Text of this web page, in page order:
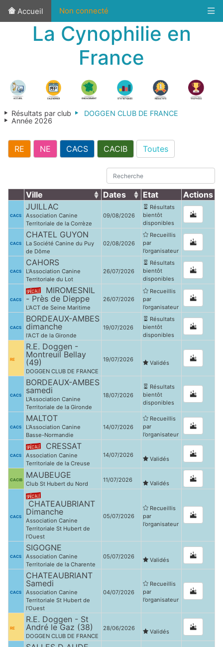
Accueil Non connecté
La Cynophilie en
France
Résultats par club
DOGGEN CLUB DE FRANCE
Année 2026
RE NE CACS CACIB Toutes
Ville Dates Etat Actions
CACS
JUILLAC
Association Canine
Territoriale de la Corrèze
09/08/2026
Résultats
bientôt
disponibles
CACS
CHATEL GUYON
La Société Canine du Puy
de Dôme
02/08/2026
Recueillis
par
l’organisateur
CACS
CAHORS
L'Association Canine
Territoriale du Lot
26/07/2026
Résultats
bientôt
disponibles
CACS
MIROMESNIL
- Près de Dieppe
L'ACT de Seine Maritime
26/07/2026
Recueillis
par
l’organisateur
CACS
BORDEAUX-AMBES
dimanche
l'ACT de la Gironde
19/07/2026
Résultats
bientôt
disponibles
RE
R.E. Doggen -
Montreuil Bellay
(49)
DOGGEN CLUB DE FRANCE
19/07/2026 Validés
CACS
BORDEAUX-AMBES
samedi
L'Association Canine
Territoriale de la Gironde
18/07/2026
Résultats
bientôt
disponibles
CACS
MALTOT
L'Association Canine
Basse-Normandie
14/07/2026
Recueillis
par
l’organisateur
CACS
CRESSAT
Association Canine
Territoriale de la Creuse
14/07/2026
Validés
CACIB MAUBEUGE
Club St Hubert du Nord
11/07/2026 Validés
CACS
CHATEAUBRIANT
Dimanche
Association Canine
Territoriale St Hubert de
l'Ouest
05/07/2026
Recueillis
par
l’organisateur
CACS
SIGOGNE
Association Canine
Territoriale de la Charente
05/07/2026 Validés
CACS
CHATEAUBRIANT
Samedi
Association Canine
Territoriale St Hubert de
l'Ouest
04/07/2026
Recueillis
par
l’organisateur
RE
R.E. Doggen - St
André le Gaz (38)
DOGGEN CLUB DE FRANCE
28/06/2026 Validés